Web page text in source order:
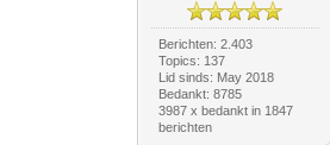
Berichten: 2.403
Topics: 137
Lid sinds: May 2018
Bedankt: 8785
3987 x bedankt in 1847
berichten